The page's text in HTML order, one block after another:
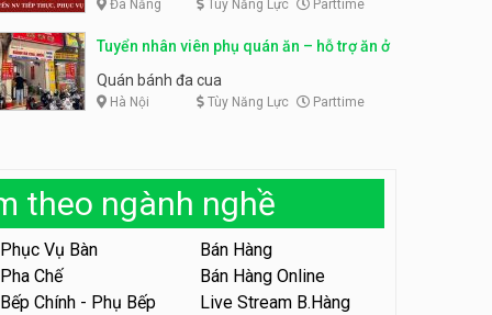
parttime
GÀ GÔ FASTFOOD
Tuyển nhân viên pha chế
tiệm trà sữa
TRÀ SỮA THÁI LAN
SONGKRAN
Đà Nẵng Tùy Năng Lực Parttime
Tuyển nhân viên phụ quán ăn – hỗ trợ ăn ở
Quán bánh đa cua
Hà Nội Tùy Năng Lực Parttime
theo ngành nghề
Phục Vụ Bàn
Bán Hàng
Pha Chế
Bán Hàng Online
Bếp Chính - Phụ Bếp
Live Stream B.Hàng